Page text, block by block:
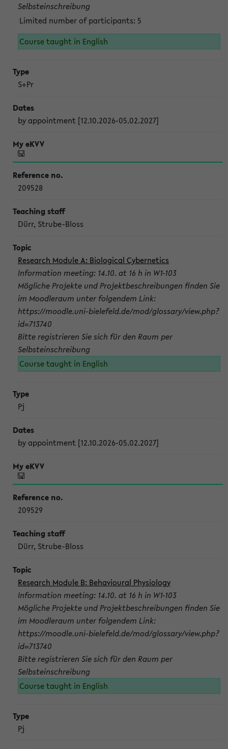
Selbsteinschreibung
Limited number of participants: 5
Course taught in English
S+Pr
by appointment [12.10.2026-05.02.2027]
209528
Dürr, Strube-Bloss
Research Module A: Biological Cybernetics
Information meeting: 14.10. at 16 h in W1-103
Mögliche Projekte und Projektbeschreibungen finden Sie
im Moodleraum unter folgendem Link:
https://moodle.uni-bielefeld.de/mod/glossary/view.php?
id=713740
Bitte registrieren Sie sich für den Raum per
Selbsteinschreibung
Course taught in English
Pj
by appointment [12.10.2026-05.02.2027]
209529
Dürr, Strube-Bloss
Research Module B: Behavioural Physiology
Information meeting: 14.10. at 16 h in W1-103
Mögliche Projekte und Projektbeschreibungen finden Sie
im Moodleraum unter folgendem Link:
https://moodle.uni-bielefeld.de/mod/glossary/view.php?
id=713740
Bitte registrieren Sie sich für den Raum per
Selbsteinschreibung
Course taught in English
Pj